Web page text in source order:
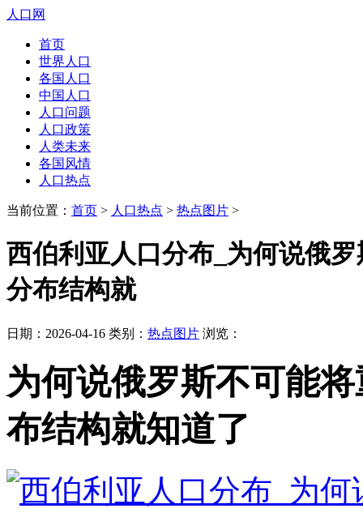
人口网
首页
世界人口
各国人口
中国人口
人口问题
人口政策
人类未来
各国风情
人口热点
当前位置： 首页 > 人口热点 > 热点图片 >
西伯利亚人口分布_为何说俄
分布结构就
日期：2026-04-16 类别： 热点图片 浏览：
为何说俄罗斯不可能
布结构就知道了